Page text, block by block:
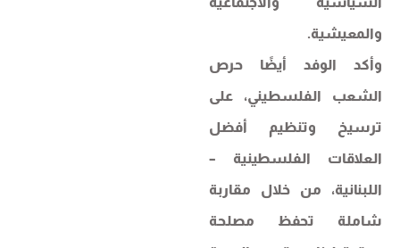
والمعيشية.
وأكد الوفد أيضًا حرص
الشعب الفلسطيني، على
ترسيخ وتنظيم أفضل
العلاقات الفلسطينية –
اللبنانية، من خلال مقاربة
شاملة تحفظ مصلحة